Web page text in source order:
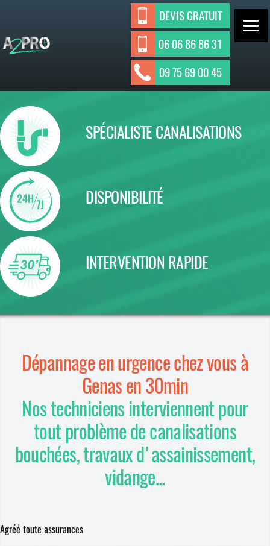
contenu
DEVIS GRATUIT
06 06 86 86 31
09 75 69 00 45
ASSAINISSEMENT INDIVIDUEL ET
COLLECTIF
SPÉCIALISTE CANALISATIONS
DISPONIBILITÉ
INTERVENTION RAPIDE
Dépannage en urgence chez vous à
Genas en 30min
Nos techniciens interviennent pour
tout problème de canalisations
bouchées, travaux d'assainissement,
vidange...
Agréé toute assurances